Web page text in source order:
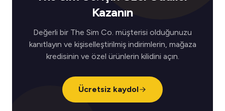
Kazanın
Değerli bir The Sim Co. müşterisi olduğunuzu
kanıtlayın ve kişiselleştirilmiş indirimlerin, mağaza
kredisinin ve özel ürünlerin kilidini açın.
Ücretsiz kaydol